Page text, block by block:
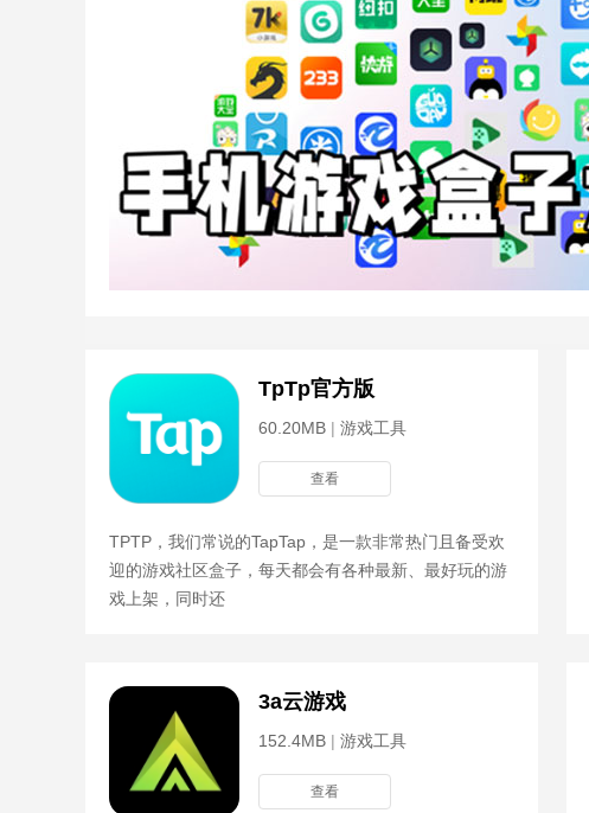
TpTp官方版
60.20MB | 游戏工具
查看
TPTP，我们常说的TapTap，是一款非常热门且备受欢
迎的游戏社区盒子，每天都会有各种最新、最好玩的游
戏上架，同时还
3a云游戏
152.4MB | 游戏工具
查看